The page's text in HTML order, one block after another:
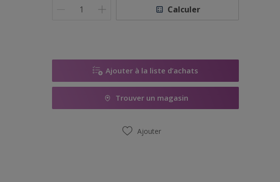
Calculer
Ajouter à la liste d’achats
Trouver un magasin
Ajouter